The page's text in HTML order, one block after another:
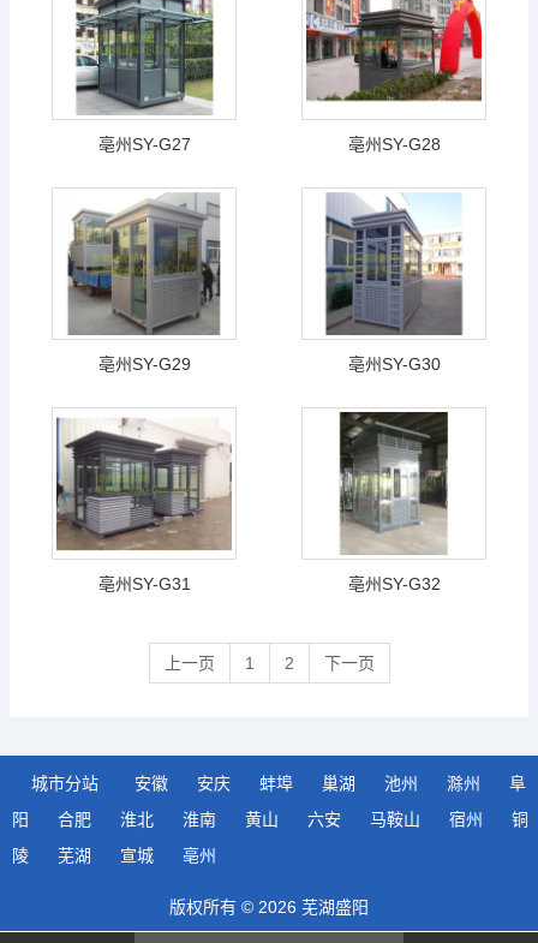
亳州SY-G27 亳州SY-G28
亳州SY-G29 亳州SY-G30
亳州SY-G31 亳州SY-G32
上一页 1 2 下一页
城市分站 安徽 安庆 蚌埠 巢湖 池州 滁州
阜
阳
合肥 淮北 淮南 黄山 六安 马鞍山 宿州
铜
陵
芜湖 宣城 亳州
版权所有 © 2026 芜湖盛阳